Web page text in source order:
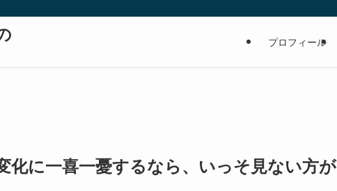
プロフィール
化に一喜一憂するなら、いっそ見ない方が